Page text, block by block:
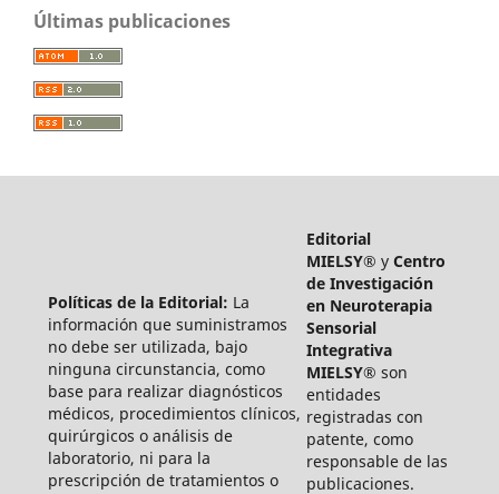
Últimas publicaciones
Políticas de la Editorial: La
información que suministramos
no debe ser utilizada, bajo
ninguna circunstancia, como
base para realizar diagnósticos
médicos, procedimientos clínicos,
quirúrgicos o análisis de
laboratorio, ni para la
prescripción de tratamientos o
Editorial
MIELSY® y Centro
de Investigación
en Neuroterapia
Sensorial
Integrativa
MIELSY® son
entidades
registradas con
patente, como
responsable de las
publicaciones.